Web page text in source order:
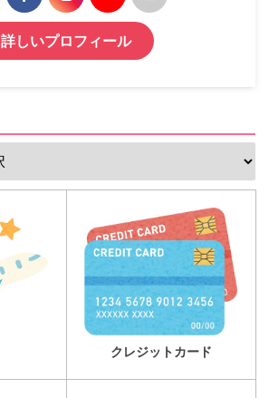
詳しいプロフィール
クレジットカード